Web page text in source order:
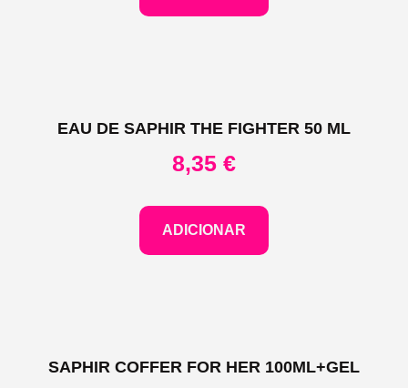
EAU DE SAPHIR THE FIGHTER 50 ML
8,35 €
ADICIONAR
SAPHIR COFFER FOR HER 100ML+GEL